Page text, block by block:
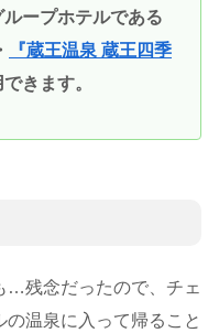
ープホテルである
・
『蔵王温泉 蔵王四季
きます。
…残念だったので、チェ
温泉に入って帰ること